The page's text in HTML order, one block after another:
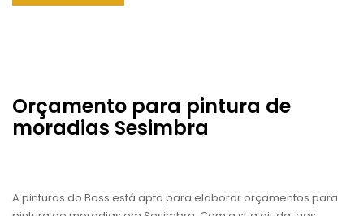
Orçamento para pintura de
moradias Sesimbra
A pinturas do Boss está apta para elaborar orçamentos para